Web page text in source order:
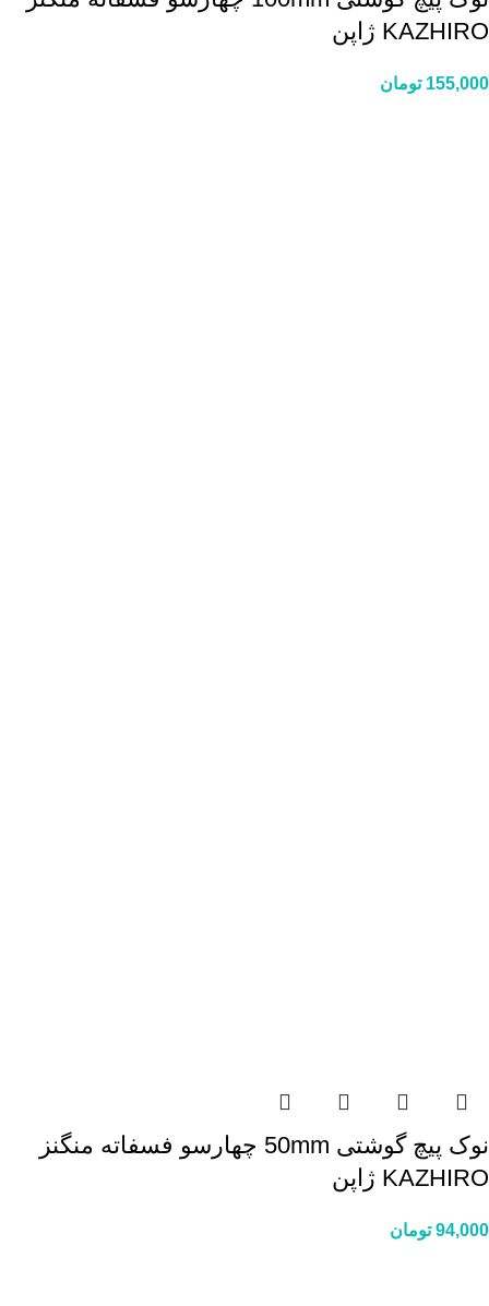
KAZHIRO ژاپن
155,000 تومان
نوک پیچ گوشتی 50mm چهارسو فسفاته منگنز
KAZHIRO ژاپن
94,000 تومان